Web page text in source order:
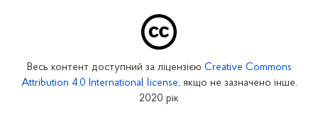
Кіровоградське відділення
Весь контент доступний за ліцензією Creative Commons
Attribution 4.0 International license, якщо не зазначено інше.
2020 рік